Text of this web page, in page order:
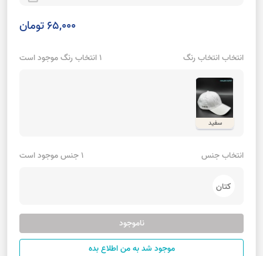
65,000 تومان
انتخاب انتخاب رنگ 1 انتخاب رنگ موجود است
سفید
انتخاب جنس 1 جنس موجود است
کتان
ناموجود
موجود شد به من اطلاع بده